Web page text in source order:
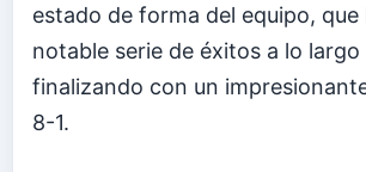
estado de forma del equipo, que
notable serie de éxitos a lo largo
finalizando con un
8-1.